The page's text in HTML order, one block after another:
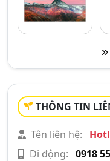
THÔNG TIN
Tên liên hệ:
Di động: 0918